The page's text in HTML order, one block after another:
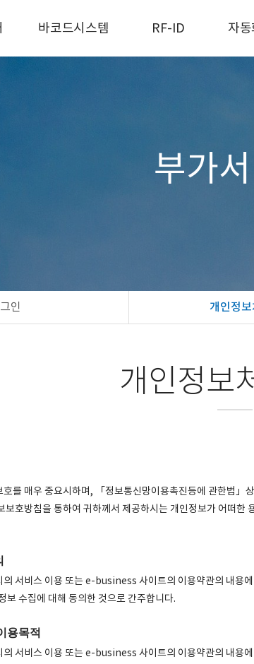
바코드시스템 RF-ID 자
부가
인 개인정
개인정보
를 매우 중요시하며, 「정보통신망이용촉진등에 관한법
호방침을 통하여 귀하께서 제공하시는 개인정보가 어떠
서비스 이용 또는 e-business 사이트의 이용약관의 내용
보 수집에 대해 동의한 것으로 간주합니다.
용목적
서비스 이용 또는 e-business 사이트의 이용약관의 내용